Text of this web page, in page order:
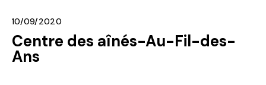
10/09/2020
Centre des aînés-Au-Fil-des-
Ans